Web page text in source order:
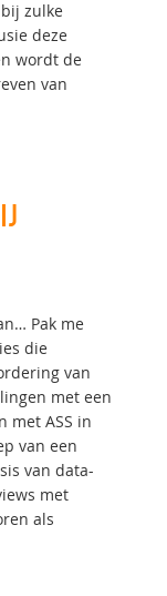
zulke
deze
wordt de
van
Pak me
die
van
met een
met ASS in
van een
van data-
met
als